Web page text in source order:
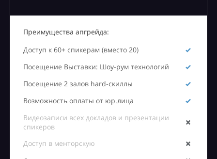
Преимущества апгрейда:
Доступ к 60+ спикерам (вместо 20)
Посещение Выставки: Шоу-рум технологий
Посещение 2 залов hard-скиллы
Возможность оплаты от юр.лица
Видеозаписи всех докладов и презентации
спикеров
Доступ в менторскую